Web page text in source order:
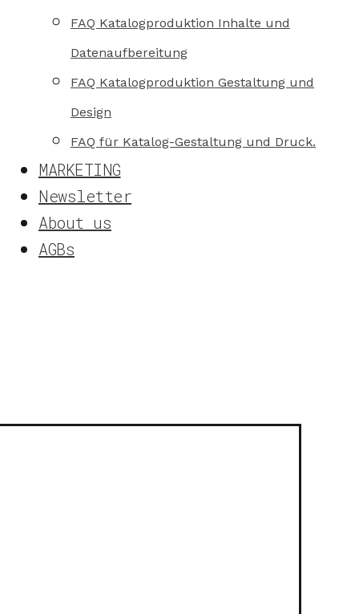
FAQ Katalogproduktion Inhalte und
Datenaufbereitung
FAQ Katalogproduktion Gestaltung und
Design
FAQ für Katalog-Gestaltung und Druck.
MARKETING
Newsletter
About us
AGBs